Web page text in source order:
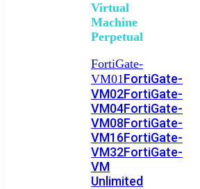
Virtual
Machine
Perpetual
FortiGate-
VM01FortiGate-
VM02FortiGate-
VM04FortiGate-
VM08FortiGate-
VM16FortiGate-
VM32FortiGate-
VM
Unlimited